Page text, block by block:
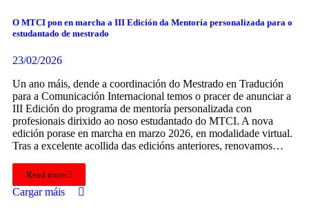
O MTCI pon en marcha a III Edición da Mentoría personalizada para o
estudantado de mestrado
23/02/2026
Un ano máis, dende a coordinación do Mestrado en Tradución
para a Comunicación Internacional temos o pracer de anunciar a
III Edición do programa de mentoría personalizada con
profesionais dirixido ao noso estudantado do MTCI. A nova
edición porase en marcha en marzo 2026, en modalidade virtual.
Tras a excelente acollida das edicións anteriores, renovamos…
Read more
Cargar máis